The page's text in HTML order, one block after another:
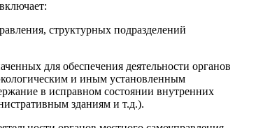
структурных подразделений
для обеспечения деятельности органов
и иным установленным
в исправном состоянии внутренних
зданиям и т.д.).